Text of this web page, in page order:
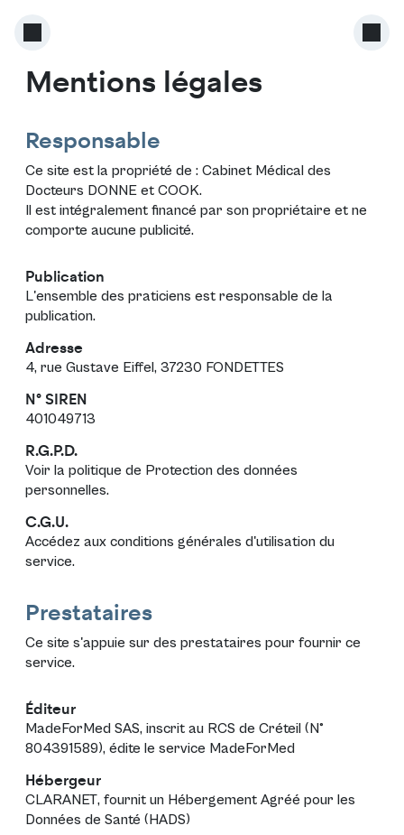
Mentions légales
Responsable
Ce site est la propriété de : Cabinet Médical des
Docteurs DONNE et COOK.
Il est intégralement financé par son propriétaire et ne
comporte aucune publicité.
Publication
L'ensemble des praticiens est responsable de la
publication.
Adresse
4, rue Gustave Eiffel, 37230 FONDETTES
N° SIREN
401049713
R.G.P.D.
Voir la politique de Protection des données
personnelles.
C.G.U.
Accédez aux conditions générales d'utilisation du
service.
Prestataires
Ce site s'appuie sur des prestataires pour fournir ce
service.
Éditeur
MadeForMed SAS, inscrit au RCS de Créteil (N°
804391589), édite le service MadeForMed
Hébergeur
CLARANET, fournit un Hébergement Agréé pour les
Données de Santé (HADS)